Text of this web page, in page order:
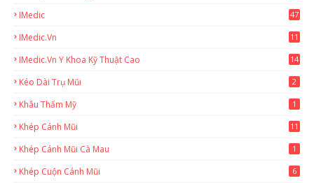
IMedic 47
IMedic.vn
11
IMedic.vn Y Khoa Kỹ Thuật Cao 14
Kéo Dài Trụ Mũi 2
Khâu Thẩm Mỹ 1
Khép Cánh Mũi 11
Khép Cánh Mũi Cà Mau 1
Khép Cuộn Cánh Mũi 6